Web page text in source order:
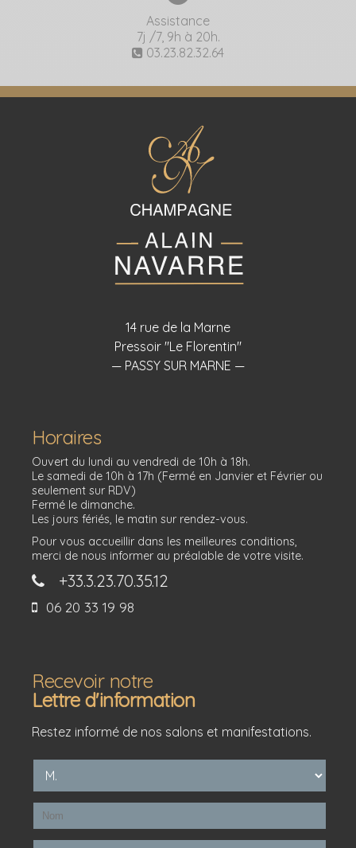
Assistance
7j /7, 9h à 20h.
03.23.82.32.64
14 rue de la Marne
Pressoir "Le Florentin"
— PASSY SUR MARNE —
Horaires
Ouvert du lundi au vendredi de 10h à 18h.
Le samedi de 10h à 17h (Fermé en Janvier et Février ou
seulement sur RDV)
Fermé le dimanche.
Les jours fériés, le matin sur rendez-vous.
Pour vous accueillir dans les meilleures conditions,
merci de nous informer au préalable de votre visite.
+33.3.23.70.35.12
06 20 33 19 98
Recevoir notre
Lettre d'information
Restez informé de nos salons et manifestations.